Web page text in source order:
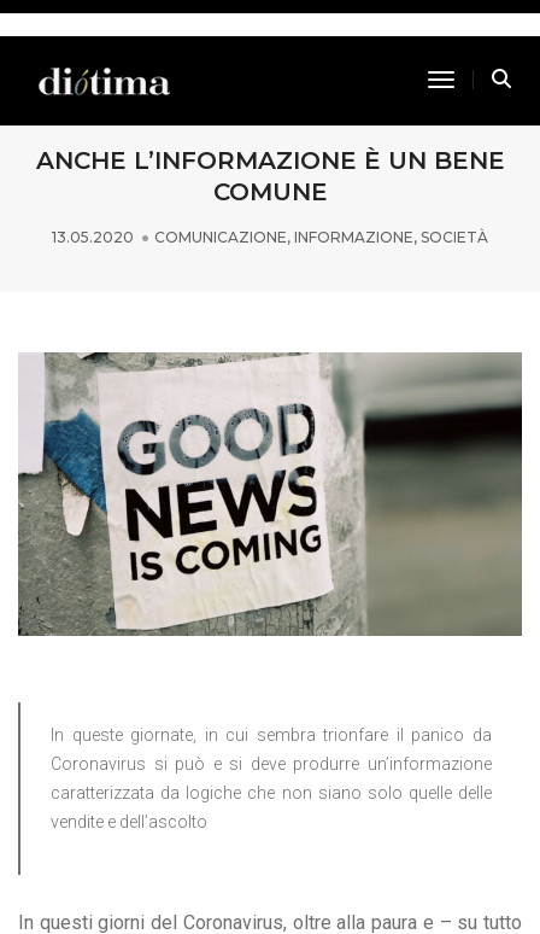
Toggle
ANCHE L’INFORMAZIONE È UN BENE
COMUNE
13.05.2020 COMUNICAZIONE, INFORMAZIONE, SOCIETÀ
In queste giornate, in cui sembra trionfare il panico da
Coronavirus si può e si deve produrre un’informazione
caratterizzata da logiche che non siano solo quelle delle
vendite e dell’ascolto
In questi giorni del Coronavirus, oltre alla paura e – su tutto